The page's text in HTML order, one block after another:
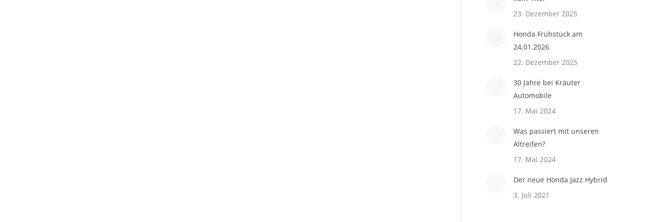
23. Dezember 2025
Honda Frühstück am
24.01.2026
22. Dezember 2025
30 Jahre bei Kräuter
Automobile
17. Mai 2024
Was passiert mit unseren
Altreifen?
17. Mai 2024
Der neue Honda Jazz Hybrid
3. Juli 2021